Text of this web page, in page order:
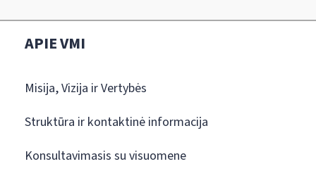
APIE VMI
Misija, Vizija ir Vertybės
Struktūra ir kontaktinė informacija
Konsultavimasis su visuomene